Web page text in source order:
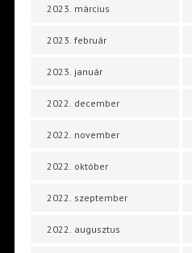
2023. március
2023. február
2023. január
2022. december
2022. november
2022. október
2022. szeptember
2022. augusztus